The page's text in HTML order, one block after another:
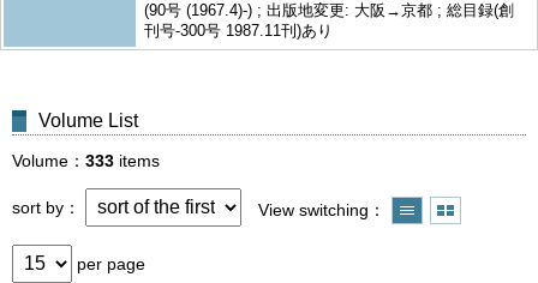
(90号 (1967.4)-) ; 出版地変更: 大阪→京都 ; 総目録(創
刊号-300号 1987.11刊)あり
Volume List
Volume 333 items
sort by View switching
per page